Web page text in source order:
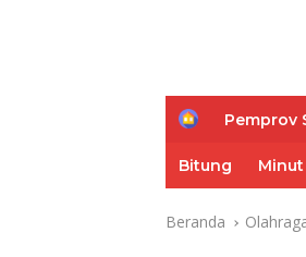
H
e
Pemprov
Bitung Minut
Beranda